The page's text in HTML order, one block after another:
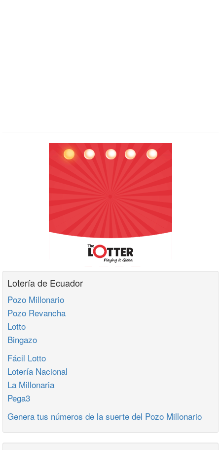
Lotería de Ecuador
Pozo Millonario
Pozo Revancha
Lotto
Bingazo
Fácil Lotto
Lotería Nacional
La Millonaria
Pega3
Genera tus números de la suerte del Pozo Millonario